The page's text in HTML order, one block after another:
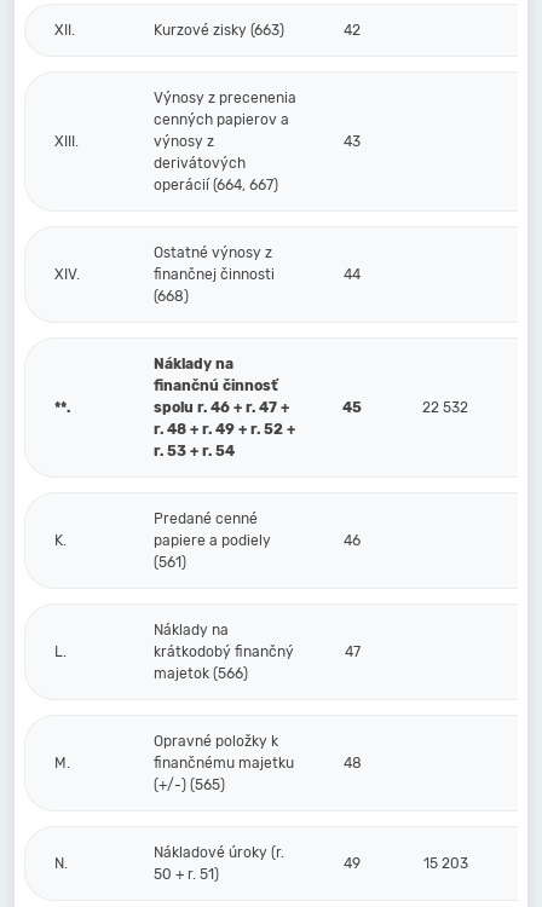
XII. Kurzové zisky (663) 42
XIII.
Výnosy z precenenia
cenných papierov a
výnosy z
derivátových
operácií (664, 667)
43
XIV.
Ostatné výnosy z
finančnej činnosti
(668)
44
**.
Náklady na
finančnú činnosť
spolu r. 46 + r. 47 +
r. 48 + r. 49 + r. 52 +
r. 53 + r. 54
45 22 532
K.
Predané cenné
papiere a podiely
(561)
46
L.
Náklady na
krátkodobý finančný
majetok (566)
47
M.
Opravné položky k
finančnému majetku
(+/-) (565)
48
N.
Nákladové úroky (r.
50 + r. 51)
49 15 203